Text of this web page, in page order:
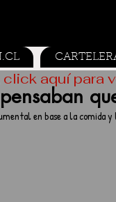
en base a la comida
aquí para